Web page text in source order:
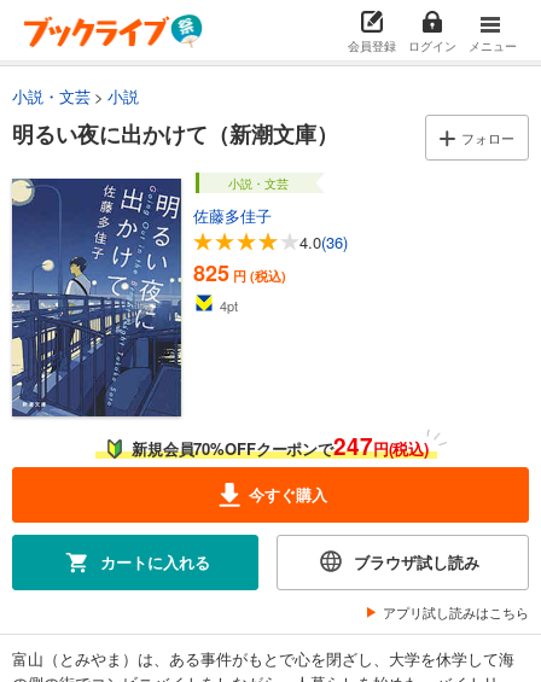
会員登録 ログイン メニュー
小説・文芸 小説
明るい夜に出かけて（新潮文庫） フォロー
小説・文芸
佐藤多佳子
4.0(36)
825 円 (税込)
4pt
新規会員70%OFFクーポンで247円(税込)
今すぐ購入
カートに入れる ブラウザ試し読み
アプリ試し読みはこちら
富山（とみやま）は、ある事件がもとで心を閉ざし、大学を休学して海